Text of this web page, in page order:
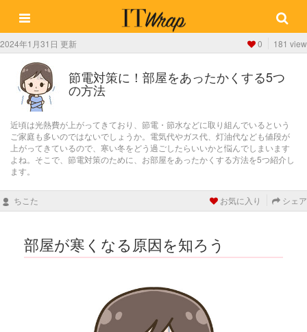
2024年1月31日 更新 0 181 view
節電対策に！部屋をあったかくする5つ
の方法
近頃は光熱費が上がってきており、節電・節水などに取り組んでいるという
ご家庭も多いのではないでしょうか。電気代やガス代、灯油代なども値段が
上がってきているので、寒い冬をどう過ごしたらいいかと悩んでしまいます
よね。そこで、節電対策のために、お部屋をあったかくする方法を5つ紹介し
ます。
ちこた お気に入り シェア
部屋が寒くなる原因を知ろう